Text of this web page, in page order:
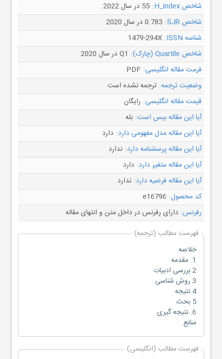
شاخص H_index:
55 در سال 2022
شاخص SJR:
0.783 در سال 2020
شناسه ISSN:
1479-294X
شاخص Quartile (چارک):
Q1 در سال 2020
فرمت مقاله انگلیسی: PDF
وضعیت ترجمه: ترجمه نشده است
قیمت مقاله انگلیسی: رایگان
آیا این مقاله بیس است: بله
آیا این مقاله مدل مفهومی دارد: دارد
آیا این مقاله پرسشنامه دارد: ندارد
آیا این مقاله متغیر دارد: دارد
آیا این مقاله فرضیه دارد: ندارد
کد محصول: e16796
رفرنس: دارای رفرنس در داخل متن و انتهای مقاله
فهرست مطالب (ترجمه)
خلاصه
1. مقدمه
2 بررسی ادبیات
3 روش شناسی
4 نتیجه
5 بحث
6. نتیجه گیری
منابع
فهرست مطالب (انگلیسی)